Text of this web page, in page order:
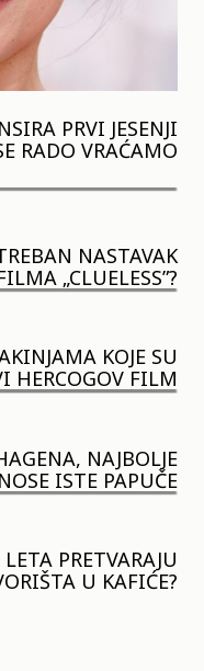
PRVI JESENJI
RADO VRAĆAMO
NASTAVAK
„CLUELESS”?
KOJE SU
HERCOGOV FILM
NAJBOLJE
ISTE PAPUČE
PRETVARAJU
U KAFIĆE?